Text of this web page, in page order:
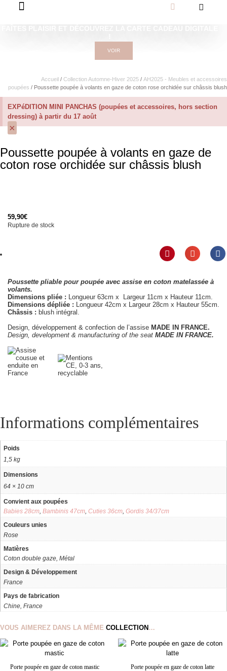
VOIR
Accueil / Collection Automne-Hiver 2025 / AH2025 - Meubles et accessoires
poupées / Poussette poupée à volants en gaze de coton rose orchidée sur châssis blush
EXPéDITION MINI PANCHAS (poupées et accessoires, hors section
dressing) à partir du 17 août
×
Poussette poupée à volants en gaze de
coton rose orchidée sur châssis blush
59,90€
Rupture de stock
Poussette pliable pour poupée avec assise en coton matelassée à
volants.
Dimensions pliée : Longueur 63cm x Largeur 11cm x Hauteur 11cm.
Dimensions dépliée : Longueur 42cm x Largeur 28cm x Hauteur 55cm.
Châssis : blush intégral.
Design, développement & confection de l’assise MADE IN FRANCE.
Design, development & manufacturing of the seat MADE IN FRANCE.
Informations complémentaires
Poids
1,5 kg
Dimensions
64 × 10 cm
Convient aux poupées
Babies 28cm, Bambinis 47cm, Cuties 36cm, Gordis 34/37cm
Couleurs unies
Rose
Matières
Coton double gaze, Métal
Design & Développement
France
Pays de fabrication
Chine, France
VOUS AIMEREZ DANS LA MÊME COLLECTION…
Porte poupée en gaze de coton mastic Porte poupée en gaze de coton latte